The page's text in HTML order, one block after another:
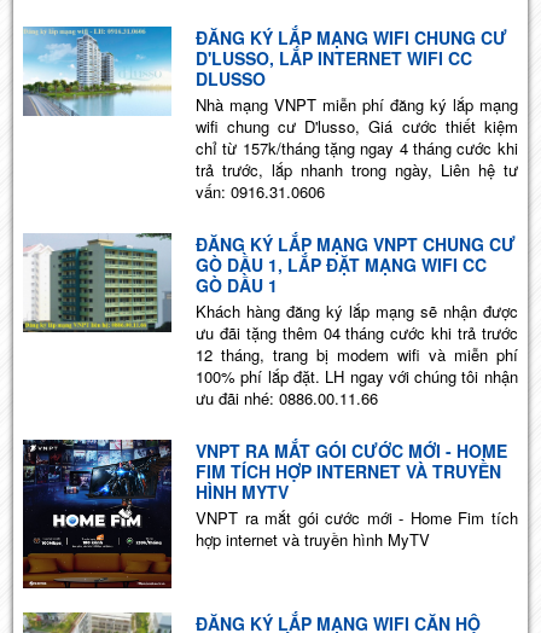
ĐĂNG KÝ LẮP MẠNG WIFI CHUNG CƯ
D'LUSSO, LẮP INTERNET WIFI CC
DLUSSO
Nhà mạng VNPT miễn phí đăng ký lắp mạng
wifi chung cư D'lusso, Giá cước thiết kiệm
chỉ từ 157k/tháng tặng ngay 4 tháng cước khi
trả trước, lắp nhanh trong ngày, Liên hệ tư
vấn: 0916.31.0606
ĐĂNG KÝ LẮP MẠNG VNPT CHUNG CƯ
GÒ DẦU 1, LẮP ĐẶT MẠNG WIFI CC
GÒ DẦU 1
Khách hàng đăng ký lắp mạng sẽ nhận được
ưu đãi tặng thêm 04 tháng cước khi trả trước
12 tháng, trang bị modem wifi và miễn phí
100% phí lắp đặt. LH ngay với chúng tôi nhận
ưu đãi nhé: 0886.00.11.66
VNPT RA MẮT GÓI CƯỚC MỚI - HOME
FIM TÍCH HỢP INTERNET VÀ TRUYỀN
HÌNH MYTV
VNPT ra mắt gói cước mới - Home Fim tích
hợp internet và truyền hình MyTV
ĐĂNG KÝ LẮP MẠNG WIFI CĂN HỘ